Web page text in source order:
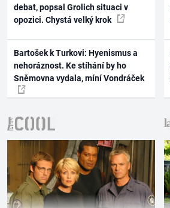
debat, popsal Grolich situaci v
opozici. Chystá velký krok
Bartošek k Turkovi: Hyenismus a
nehoráznost. Ke stíhání by ho
Sněmovna vydala, míní Vondráček